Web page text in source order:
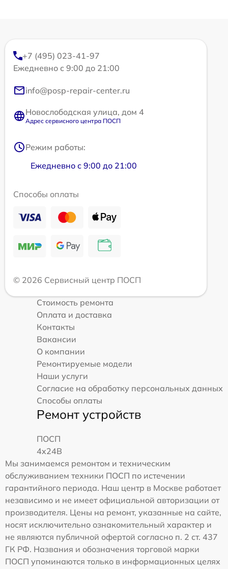
+7 (495) 023-41-97
Ежедневно с 9:00 до 21:00
info@posp-repair-center.ru
Новослободская улица, дом 4
Адрес сервисного центра ПОСП
Режим работы:
Ежедневно с 9:00 до 21:00
Способы оплаты
© 2026 Сервисный центр ПОСП
Стоимость ремонта
Оплата и доставка
Контакты
Вакансии
О компании
Ремонтируемые модели
Наши услуги
Согласие на обработку персональных данных
Способы оплаты
Ремонт устройств
ПОСП
4x24B
Мы занимаемся ремонтом и техническим
обслуживанием техники ПОСП по истечении
гарантийного периода. Наш центр в Москве работает
независимо и не имеет официальной авторизации от
производителя. Цены на ремонт, указанные на сайте,
носят исключительно ознакомительный характер и
не являются публичной офертой согласно п. 2 ст. 437
ГК РФ. Названия и обозначения торговой марки
ПОСП упоминаются только в информационных целях